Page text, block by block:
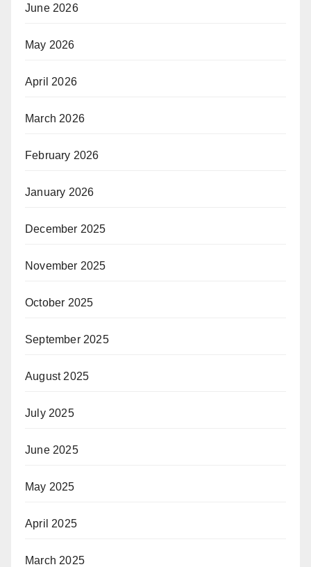
June 2026
May 2026
April 2026
March 2026
February 2026
January 2026
December 2025
November 2025
October 2025
September 2025
August 2025
July 2025
June 2025
May 2025
April 2025
March 2025